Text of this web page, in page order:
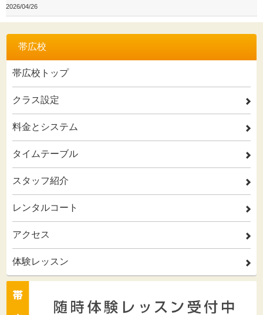
2026/04/26
帯広校
帯広校トップ
クラス設定 2
料金とシステム 2
タイムテーブル 2
スタッフ紹介 2
レンタルコート 2
アクセス 2
体験レッスン 2